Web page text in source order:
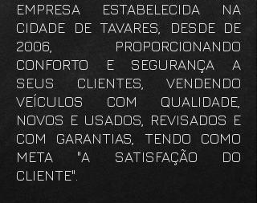
EMPRESA ESTABELECIDA NA
CIDADE DE TAVARES, DESDE DE
2006, PROPORCIONANDO
CONFORTO E SEGURANÇA A
SEUS CLIENTES, VENDENDO
VEÍCULOS COM QUALIDADE,
NOVOS E USADOS, REVISADOS E
COM GARANTIAS, TENDO COMO
META "A SATISFAÇÃO DO
CLIENTE".